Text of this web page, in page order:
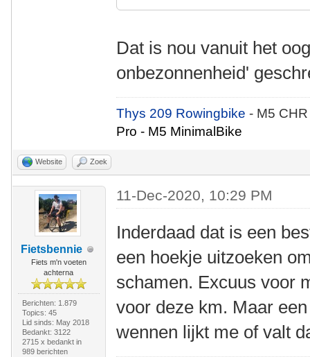
Dat is nou vanuit het
onbezonnenheid'
Thys 209 Rowingbike- M5
Pro - M5 MinimalBike
Website Zoek
Fietsbennie
Fiets m'n voeten
achterna
Berichten: 1.879
Topics: 45
Lid sinds: May 2018
Bedankt: 3122
2715 x bedankt in
989 berichten
11-Dec-2020, 10:29 PM
Inderdaad dat is een
een hoekje uitzoeken
schamen. Excuus voor
voor deze km. Maar
wennen lijkt me of valt